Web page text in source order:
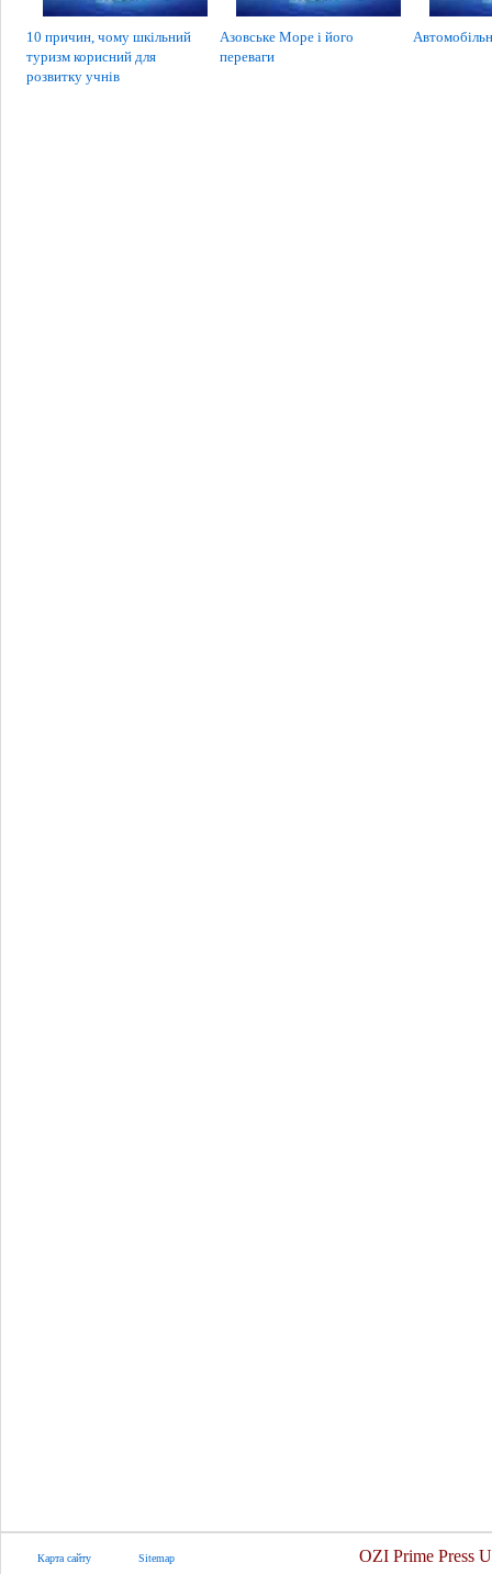
10 причин, чому шкільний
туризм корисний для
розвитку учнів
Азовське Море і його
переваги
Карта сайту Sitemap OZI Prime Press